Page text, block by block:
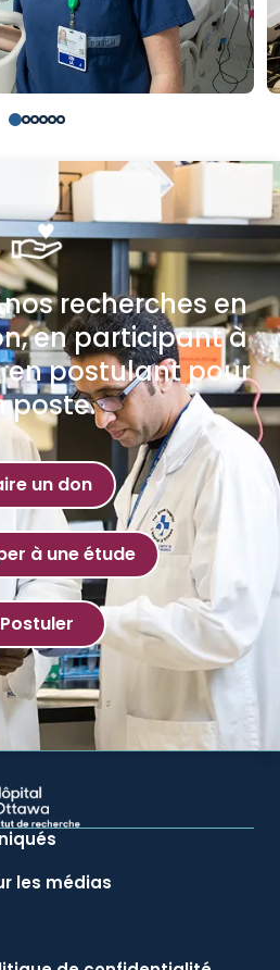
recherches en
en participant à
en postulant pour
poste.
un don
à une étude
Postuler
les médias